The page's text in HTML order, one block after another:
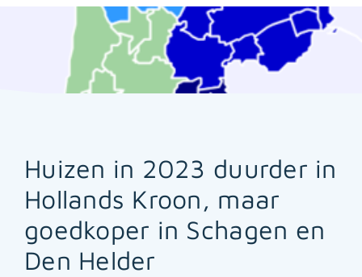
Huizen in 2023 duurder in
Hollands Kroon, maar
goedkoper in Schagen en
Den Helder